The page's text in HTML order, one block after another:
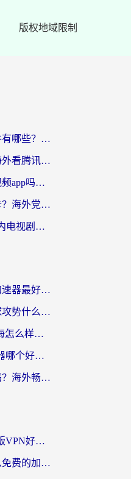
版权地域限制
海外看腾讯视频的软件有哪些？2026实测有效，留学生都在用的回国加速器指南
海外党必看：如何在海外看腾讯体育？解决赛事直播地区限制的终极指南
在国外可以看国内的视频app吗知乎？海外党亲测有效的追剧加速方案
在国外怎么看球赛不卡？海外党专属体育直播自由指南
在国外用什么app看国内电视剧？3步解决版权限制+卡顿难题
国外失落城堡用什么加速器最好？一份来自老玩家的真实指南
国外打反恐精英：全球攻势什么加速器好用？2026海外玩家国服游戏加速终极指南
在澳洲玩天下-异兽山海怎么样才能不卡？一份给南半球玩家的自救指南
使命召唤OL国外加速器哪个好用？海外玩家亲测的国服游戏加速终极指南
国外可以打幻想江湖吗？海外畅玩国服游戏的终极指南
海外党必看：快帆TV版VPN好用吗？和Easyback VPN对比哪个回国效果更好？附2026真实测评
人在海外，到底有什么免费的加速器能让我安心追剧打游戏？